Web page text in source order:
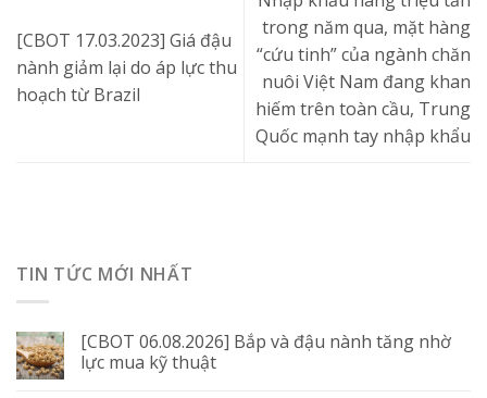
[CBOT 17.03.2023] Giá đậu
nành giảm lại do áp lực thu
hoạch từ Brazil
trong năm qua, mặt hàng
“cứu tinh” của ngành chăn
nuôi Việt Nam đang khan
hiếm trên toàn cầu, Trung
Quốc mạnh tay nhập khẩu
TIN TỨC MỚI NHẤT
[CBOT 06.08.2026] Bắp và đậu nành tăng nhờ
lực mua kỹ thuật